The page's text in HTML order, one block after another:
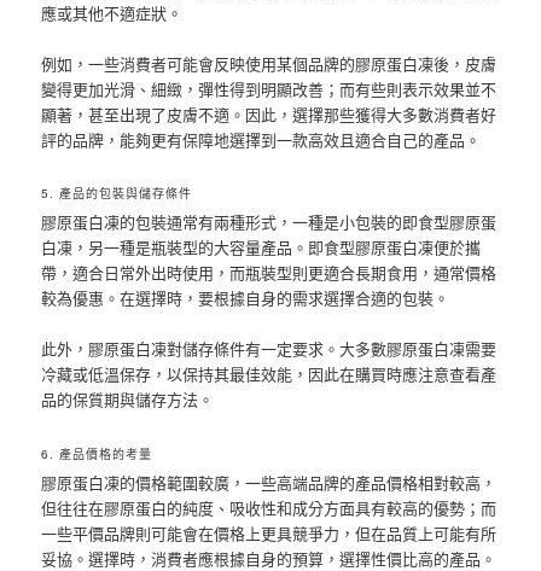
應或其他不適症狀。
例如，一些消費者可能會反映使用某個品牌的膠原蛋白凍後，皮膚
變得更加光滑、細緻，彈性得到明顯改善；而有些則表示效果並不
顯著，甚至出現了皮膚不適。因此，選擇那些獲得大多數消費者好
評的品牌，能夠更有保障地選擇到一款高效且適合自己的產品。
5. 產品的包裝與儲存條件
膠原蛋白凍的包裝通常有兩種形式，一種是小包裝的即食型膠原蛋
白凍，另一種是瓶裝型的大容量產品。即食型膠原蛋白凍便於攜
帶，適合日常外出時使用，而瓶裝型則更適合長期食用，通常價格
較為優惠。在選擇時，要根據自身的需求選擇合適的包裝。
此外，膠原蛋白凍對儲存條件有一定要求。大多數膠原蛋白凍需要
冷藏或低溫保存，以保持其最佳效能，因此在購買時應注意查看產
品的保質期與儲存方法。
6. 產品價格的考量
膠原蛋白凍的價格範圍較廣，一些高端品牌的產品價格相對較高，
但往往在膠原蛋白的純度、吸收性和成分方面具有較高的優勢；而
一些平價品牌則可能會在價格上更具競爭力，但在品質上可能有所
妥協。選擇時，消費者應根據自身的預算，選擇性價比高的產品。